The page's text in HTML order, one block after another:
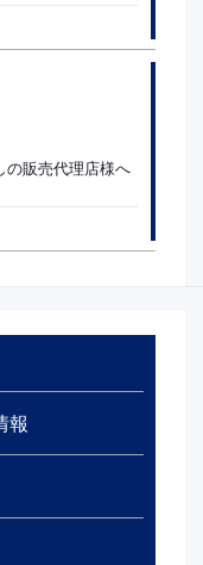
の販売代理店様へ
報